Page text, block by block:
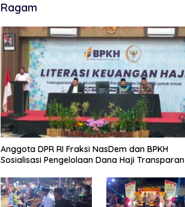
Ragam
Anggota DPR RI Fraksi NasDem dan BPKH
Sosialisasi Pengelolaan Dana Haji Transparan